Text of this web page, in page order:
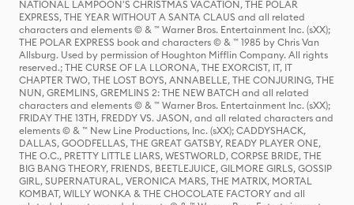
NATIONAL LAMPOON'S CHRISTMAS VACATION, THE POLAR
EXPRESS, THE YEAR WITHOUT A SANTA CLAUS and all related
characters and elements © & ™ Warner Bros. Entertainment Inc. (sXX);
THE POLAR EXPRESS book and characters © & ™ 1985 by Chris Van
Allsburg. Used by permission of Houghton Mifflin Company. All rights
reserved.; THE CURSE OF LA LLORONA, THE EXORCIST, IT, IT
CHAPTER TWO, THE LOST BOYS, ANNABELLE, THE CONJURING, THE
NUN, GREMLINS, GREMLINS 2: THE NEW BATCH and all related
characters and elements © & ™ Warner Bros. Entertainment Inc. (sXX);
FRIDAY THE 13TH, FREDDY VS. JASON, and all related characters and
elements © & ™ New Line Productions, Inc. (sXX); CADDYSHACK,
DALLAS, GOODFELLAS, THE GREAT GATSBY, READY PLAYER ONE,
THE O.C., PRETTY LITTLE LIARS, WESTWORLD, CORPSE BRIDE, THE
BIG BANG THEORY, FRIENDS, BEETLEJUICE, GILMORE GIRLS, GOSSIP
GIRL, SUPERNATURAL, VERONICA MARS, THE MATRIX, MORTAL
KOMBAT, WILLY WONKA & THE CHOCOLATE FACTORY and all